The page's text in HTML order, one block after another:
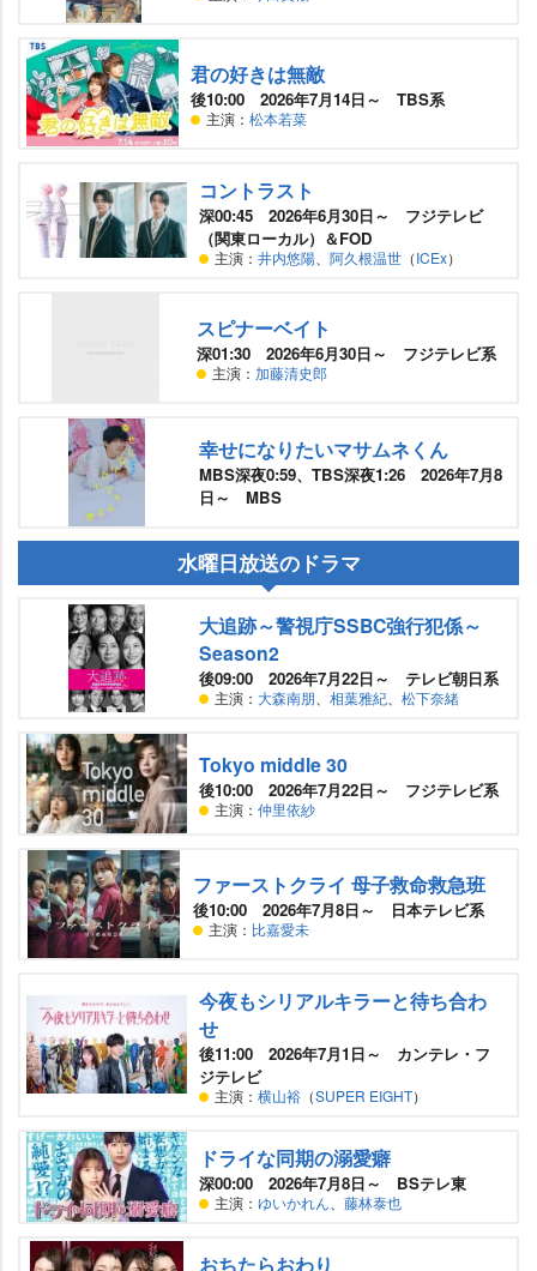
君の好きは無敵
後10:00 2026年7月14日～ TBS系
主演： 松本若菜
コントラスト
深00:45 2026年6月30日～ フジテレビ
（関東ローカル）＆FOD
主演： 井内悠陽 阿久根温世 （ICEx）
スピナーベイト
深01:30 2026年6月30日～ フジテレビ系
主演： 加藤清史郎
幸せになりたいマサムネくん
MBS深夜0:59、TBS深夜1:26 2026年7月8
日～ MBS
水曜日放送のドラマ
大追跡～警視庁SSBC強行犯係～
Season2
後09:00 2026年7月22日～ テレビ朝日系
主演： 大森南朋 相葉雅紀 松下奈緒
Tokyo middle 30
後10:00 2026年7月22日～ フジテレビ系
主演： 仲里依紗
ファーストクライ 母子救命救急班
後10:00 2026年7月8日～ 日本テレビ系
主演： 比嘉愛未
今夜もシリアルキラーと待ち合わ
せ
後11:00 2026年7月1日～ カンテレ・フ
ジテレビ
主演： 横山裕 （SUPER EIGHT）
ドライな同期の溺愛癖
深00:00 2026年7月8日～ BSテレ東
主演： ゆいかれん 藤林泰也
おちたらおわり